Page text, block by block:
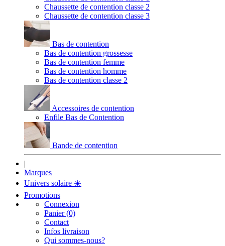
Chaussette de contention classe 2
Chaussette de contention classe 3
Bas de contention
Bas de contention grossesse
Bas de contention femme
Bas de contention homme
Bas de contention classe 2
Accessoires de contention
Enfile Bas de Contention
Bande de contention
|
Marques
Univers solaire ☀️
Promotions
Connexion
Panier (0)
Contact
Infos livraison
Qui sommes-nous?